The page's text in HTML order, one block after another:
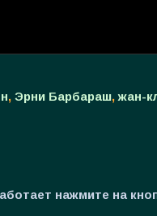
, Эрни Барбараш,жан-
нажмите на